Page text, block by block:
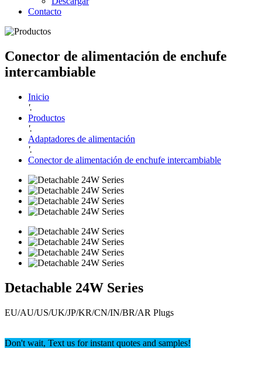
Contacto
Conector de alimentación de enchufe
intercambiable
Inicio
'.
Productos
'.
Adaptadores de alimentación
'.
Conector de alimentación de enchufe intercambiable
Detachable 24W Series
EU/AU/US/UK/JP/KR/CN/IN/BR/AR Plugs
Don't wait, Text us for instant quotes and samples!